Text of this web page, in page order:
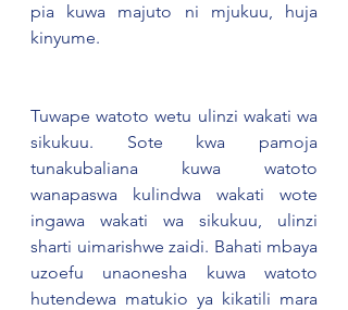
pia kuwa majuto ni mjukuu, huja
kinyume.
Tuwape watoto wetu ulinzi wakati wa
sikukuu. Sote kwa pamoja
tunakubaliana kuwa watoto
wanapaswa kulindwa wakati wote
ingawa wakati wa sikukuu, ulinzi
sharti uimarishwe zaidi. Bahati mbaya
uzoefu unaonesha kuwa watoto
hutendewa matukio ya kikatili mara